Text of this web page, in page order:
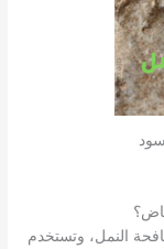
النمل، وتستخدم